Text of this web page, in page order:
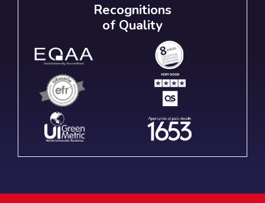
Recognitions
of Quality